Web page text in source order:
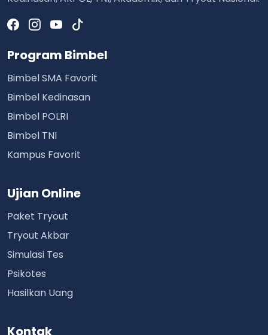
Program Bimbel
Bimbel SMA Favorit
Bimbel Kedinasan
Bimbel POLRI
Bimbel TNI
Kampus Favorit
Ujian Online
Paket Tryout
Tryout Akbar
Simulasi Tes
Psikotes
Hasilkan Uang
Kontak